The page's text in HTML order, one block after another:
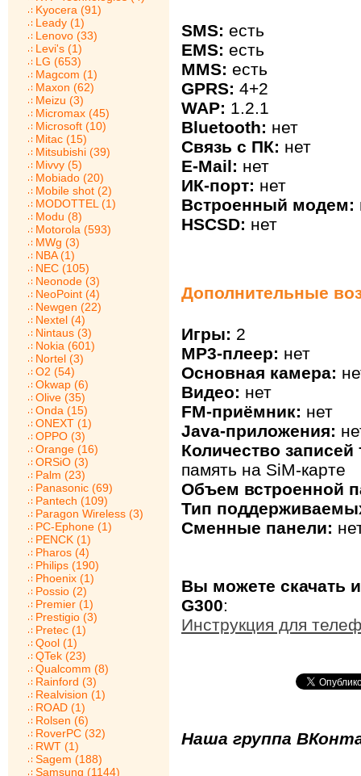
Kyocera (91)
Leady (1)
Lenovo (33)
Levi's (1)
LG (653)
Magcom (1)
Maxon (62)
Meizu (3)
Micromax (45)
Microsoft (10)
Mitac (15)
Mitsubishi (39)
Mivvy (5)
Mobiado (20)
Mobile shot (2)
MODOTTEL (1)
Modu (8)
Motorola (593)
MWg (3)
NBA (1)
NEC (105)
Neonode (3)
NeoPoint (4)
Newgen (22)
Nextel (4)
Nintaus (3)
Nokia (601)
Nortel (3)
O2 (54)
Okwap (6)
Olive (35)
Onda (15)
ONEXT (1)
OPPO (3)
Orange (16)
ORSiO (3)
Palm (23)
Panasonic (69)
Pantech (109)
Paragon Wireless (3)
PC-Ephone (1)
PENCK (1)
Pharos (4)
Philips (190)
Phoenix (1)
Possio (2)
Premier (1)
Prestigio (3)
Pretec (1)
Qool (1)
QTek (23)
Qualcomm (8)
Rainford (3)
Realvision (1)
ROAD (1)
Rolsen (6)
RoverPC (32)
RWT (1)
Sagem (188)
Samsung (1144)
SMS: есть
EMS: есть
MMS: есть
GPRS: 4+2
WAP: 1.2.1
Bluetooth: нет
Связь с ПК: нет
E-Mail: нет
ИК-порт: нет
Встроенный модем:
HSCSD: нет
Дополнительные
Игры: 2
MP3-плеер: нет
Основная камера:
Видео: нет
FM-приёмник: нет
Java-приложения:
Количество
память на SiM-карте
Объем встроенной
Тип
Сменные панели:
Вы можете скачать
G300:
Инструкция для
Наша группа